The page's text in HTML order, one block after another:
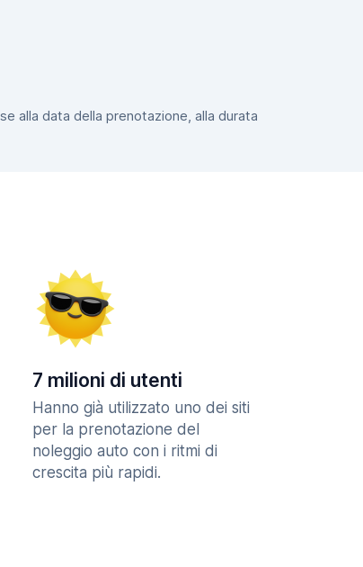
alla data della prenotazione, alla durata
7 milioni di utenti
Hanno già utilizzato uno dei siti
per la prenotazione del
noleggio auto con i ritmi di
crescita più rapidi.